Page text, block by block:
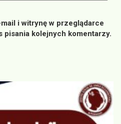
i witrynę w przeglądarce
pisania kolejnych komentarzy.